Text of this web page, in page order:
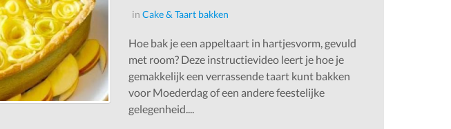
in Cake & Taart bakken
Hoe bak je een appeltaart in hartjesvorm, gevuld
met room? Deze instructievideo leert je hoe je
gemakkelijk een verrassende taart kunt bakken
voor Moederdag of een andere feestelijke
gelegenheid....